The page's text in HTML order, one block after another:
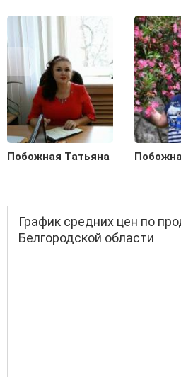
Побожная Татьяна
График средних цен по
Белгородской области